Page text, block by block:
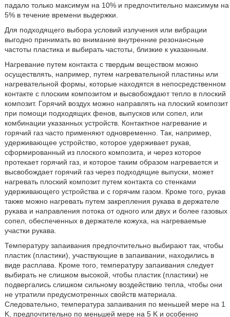
падало только максимум на 10% и предпочтительно максимум на
5% в течение времени выдержки.
Для подходящего выбора условий излучения или вибрации
выгодно принимать во внимание внутренние резонансные
частоты пластика и выбирать частоты, близкие к указанным.
Нагревание путем контакта с твердым веществом можно
осуществлять, например, путем нагревательной пластины или
нагревательной формы, которые находятся в непосредственном
контакте с плоским композитом и высвобождают тепло в плоский
композит. Горячий воздух можно направлять на плоский композит
при помощи подходящих фенов, выпусков или сопел, или
комбинации указанных устройств. Контактное нагревание и
горячий газ часто применяют одновременно. Так, например,
удерживающее устройство, которое удерживает рукав,
сформированный из плоского композита, и через которое
протекает горячий газ, и которое таким образом нагревается и
высвобождает горячий газ через подходящие выпуски, может
нагревать плоский композит путем контакта со стенками
удерживающего устройства и с горячим газом. Кроме того, рукав
также можно нагревать путем закрепления рукава в держателе
рукава и направления потока от одного или двух и более газовых
сопел, обеспеченных в держателе кожуха, на нагреваемые
участки рукава.
Температуру запаивания предпочтительно выбирают так, чтобы
пластик (пластики), участвующие в запаивании, находились в
виде расплава. Кроме того, температуру запаивания следует
выбирать не слишком высокой, чтобы пластик (пластики) не
подвергались слишком сильному воздействию тепла, чтобы они
не утратили предусмотренных свойств материала.
Следовательно, температура запаивания по меньшей мере на 1
K, предпочтительно по меньшей мере на 5 K и особенно